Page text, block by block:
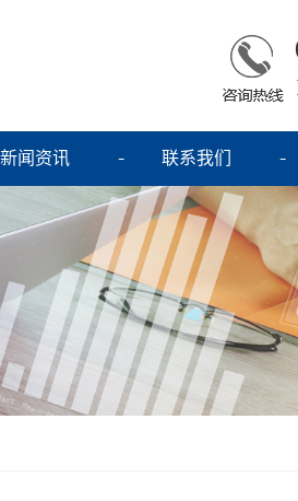
新闻资讯 联系我们